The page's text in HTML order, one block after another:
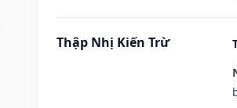
Thập Nhị Kiến Trừ